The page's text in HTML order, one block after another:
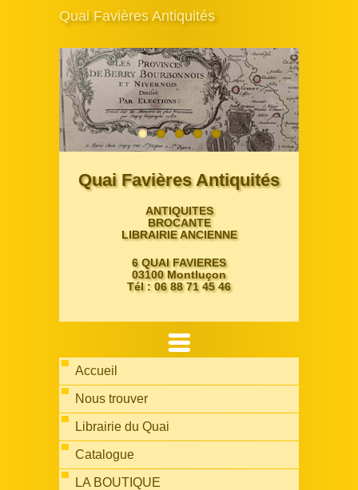
Quai Favières Antiquités
Quai Favières Antiquités
ANTIQUITES
BROCANTE
LIBRAIRIE ANCIENNE
6 QUAI FAVIERES
03100 Montluçon
Tél : 06 88 71 45 46
Accueil
Nous trouver
Librairie du Quai
Catalogue
LA BOUTIQUE